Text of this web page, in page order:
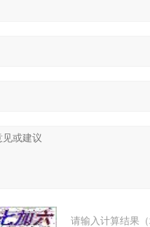
请输入计算结果